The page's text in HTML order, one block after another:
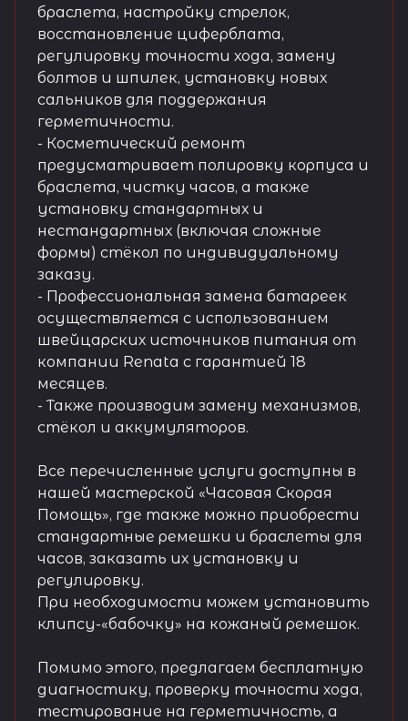
браслета, настройку стрелок,
восстановление циферблата,
регулировку точности хода, замену
болтов и шпилек, установку новых
сальников для поддержания
герметичности.
- Косметический ремонт
предусматривает полировку корпуса и
браслета, чистку часов, а также
установку стандартных и
нестандартных (включая сложные
формы) стёкол по индивидуальному
заказу.
- Профессиональная замена батареек
осуществляется с использованием
швейцарских источников питания от
компании Renata с гарантией 18
месяцев.
- Также производим замену механизмов,
стёкол и аккумуляторов.
Все перечисленные услуги доступны в
нашей мастерской «Часовая Скорая
Помощь», где также можно приобрести
стандартные ремешки и браслеты для
часов, заказать их установку и
регулировку.
При необходимости можем установить
клипсу-«бабочку» на кожаный ремешок.
Помимо этого, предлагаем бесплатную
диагностику, проверку точности хода,
тестирование на герметичность, а